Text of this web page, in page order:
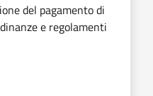
del pagamento di
e regolamenti